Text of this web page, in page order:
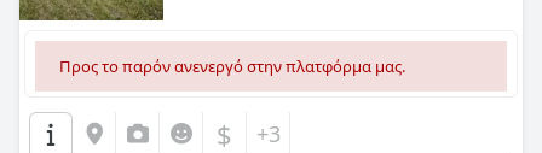
Προς το παρόν ανενεργό στην πλατφόρμα μας.
$ +3